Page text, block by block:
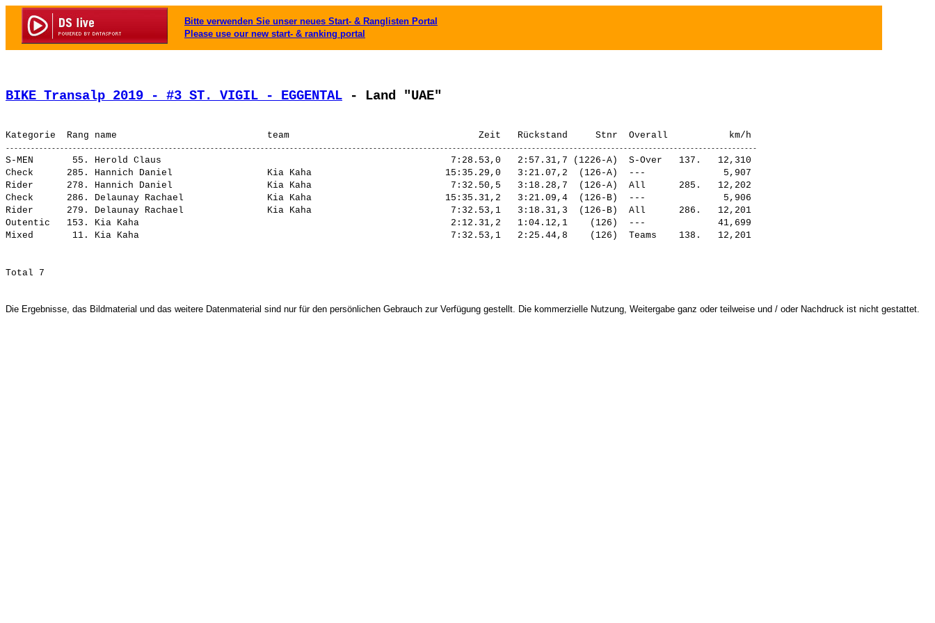
Bitte verwenden Sie unser neues Start- & Ranglisten Portal
Please use our new start- & ranking portal
BIKE Transalp 2019 - #3 ST. VIGIL - EGGENTAL - Land "UAE"
S-MEN       55. Herold Claus                                                    7:28.53,0   2:57.31,7 (1226-A)  S-Over   137.   12,310
Check      285. Hannich Daniel                 Kia Kaha                        15:35.29,0   3:21.07,2  (126-A)  ---              5,907
Rider      278. Hannich Daniel                 Kia Kaha                         7:32.50,5   3:18.28,7  (126-A)  All      285.   12,202
Check      286. Delaunay Rachael               Kia Kaha                        15:35.31,2   3:21.09,4  (126-B)  ---              5,906
Rider      279. Delaunay Rachael               Kia Kaha                         7:32.53,1   3:18.31,3  (126-B)  All      286.   12,201
Outentic   153. Kia Kaha                                                        2:12.31,2   1:04.12,1    (126)  ---             41,699
Die Ergebnisse, das Bildmaterial und das weitere Datenmaterial sind nur für den persönlichen Gebrauch zur Verfügung gestellt. Die kommerzielle Nutzung, Weitergabe ganz oder teilweise und / oder Nachdruck ist nicht gestattet.